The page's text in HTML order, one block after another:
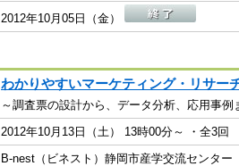
2012年10月05日（金）
わかりやすいマーケティング・リサー
～調査票の設計から、データ分析、応用事例
2012年10月13日（土） 13時00分～ ・全3回
B-nest（ビネスト）静岡市産学交流センタ